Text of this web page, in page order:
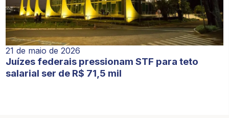
21 de maio de 2026
Juízes federais pressionam STF para teto
salarial ser de R$ 71,5 mil